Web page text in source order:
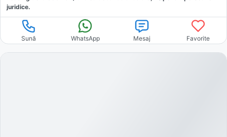
juridice.
Sună WhatsApp Mesaj Favorite